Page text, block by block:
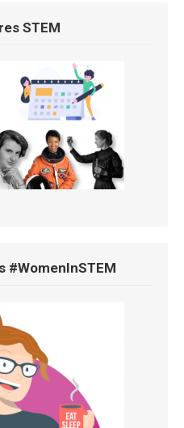
STEM
#WomenInSTEM